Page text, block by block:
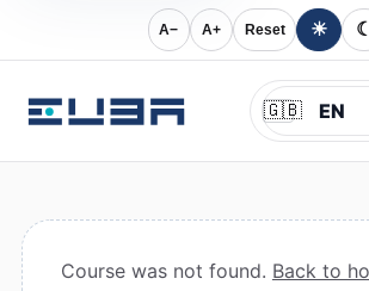
A− A+ Reset ☀ ☾
🇬🇧
Course was not found. Back to